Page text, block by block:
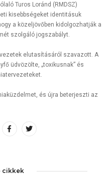
Turos Loránd (RMDSZ)
kisebbségeket identitásuk
a közeljövőben kidolgozhatják a
szolgáló jogszabályt.
elutasításáról szavazott. A
üdvözölte, „toxikusnak” és
és újra beterjeszti az
cikkek